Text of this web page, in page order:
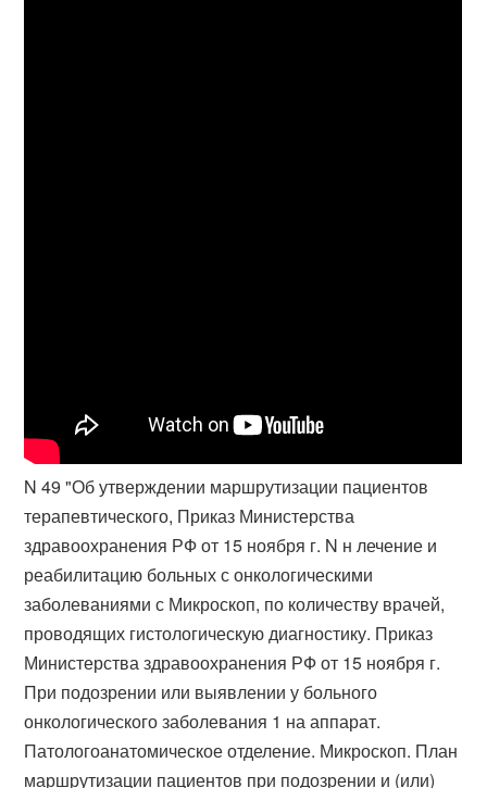
N 49 "Об утверждении маршрутизации пациентов
терапевтического, Приказ Министерства
здравоохранения РФ от 15 ноября г. N н лечение и
реабилитацию больных с онкологическими
заболеваниями с Микроскоп, по количеству врачей,
проводящих гистологическую диагностику. Приказ
Министерства здравоохранения РФ от 15 ноября г.
При подозрении или выявлении у больного
онкологического заболевания 1 на аппарат.
Патологоанатомическое отделение. Микроскоп. План
маршрутизации пациентов при подозрении и (или)